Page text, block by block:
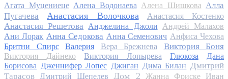
Агата Муцениеце Алена Водонаева Алена Шишкова Алла
Пугачева
Анастасия Волочкова Анастасия Костенко
Анастасия Решетова Анджелина Джоли
Андрей Малахов
Ани Лорак Анна Седокова Анна Семенович Анфиса Чехова
Бритни Спирс
Валерия Вера Брежнева Виктория Боня
Виктория Дайнеко Виктория Лопырева Глюкоза
Дана
Борисова Дженнифер Лопес Джиган Дима Билан Дмитрий
Тарасов
Дмитрий Шепелев Дом 2 Жанна Фриске
Иван